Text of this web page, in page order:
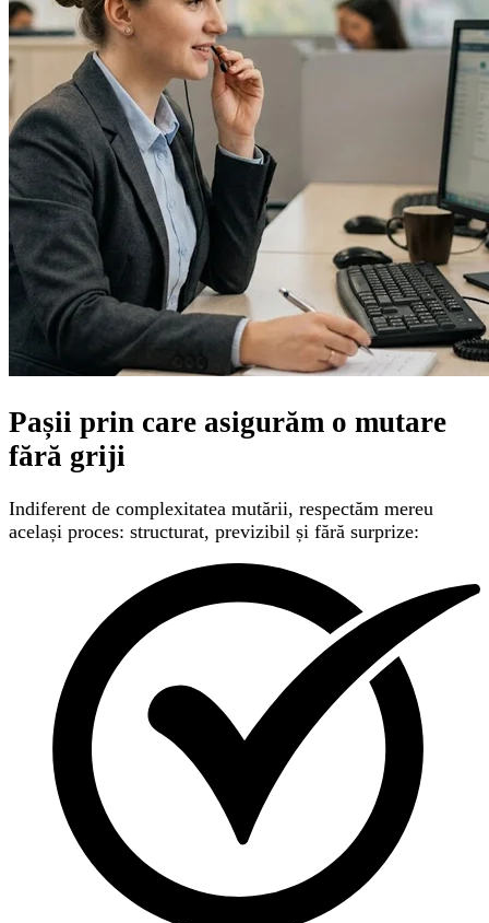
Pașii prin care asigurăm o mutare
fără griji
Indiferent de complexitatea mutării, respectăm mereu
același proces: structurat, previzibil și fără surprize: